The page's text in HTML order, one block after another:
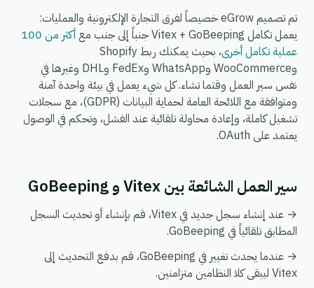
تم تصميم eGrow خصيصاً لفرق التجارة الإلكترونية والعمليات:
يعمل تكامل Vitex + GoBeeping جنباً إلى جنب مع
أكثر من 100
عملية تكامل أخرى
، بحيث يمكنك ربط Shopify
وWooCommerce وWhatsApp وFedEx وDHL وغيرها في
نفس سير العمل وقتما تشاء. كل شيء يعمل في بيئة واحدة آمنة
ومتوافقة مع اللائحة العامة لحماية البيانات (GDPR)، مع سجلات
تشغيل كاملة، وإعادة محاولة تلقائية عند الفشل، وتحكم في الوصول
يعتمد على OAuth.
سير العمل الشائعة بين Vitex و GoBeeping
→ عند إنشاء سجل جديد في Vitex، قم بإنشاء أو تحديث السجل
المطابق تلقائياً في GoBeeping.
→ عندما يحدث تغيير في GoBeeping، قم بدفع التحديث إلى
Vitex ليبقى كلا النظامين متزامنين.